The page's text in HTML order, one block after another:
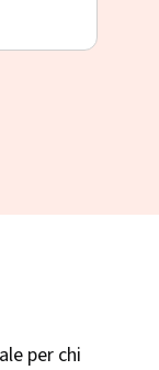
per chi